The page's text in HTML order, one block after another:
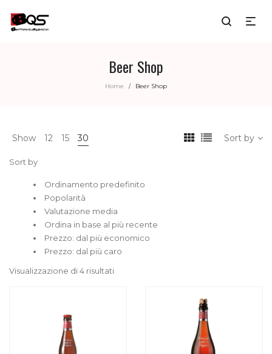
Beer Shop
Home / Beer Shop
Show 12 15 30 Sort by
Sort by
Ordinamento predefinito
Popolarità
Valutazione media
Ordina in base al più recente
Prezzo: dal più economico
Prezzo: dal più caro
Visualizzazione di 4 risultati